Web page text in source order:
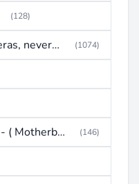
(128)
Refrigeración (heladeras, neveras, congeladores) (1074)
Tarjeta madre de PC - ( Motherboard ) (146)